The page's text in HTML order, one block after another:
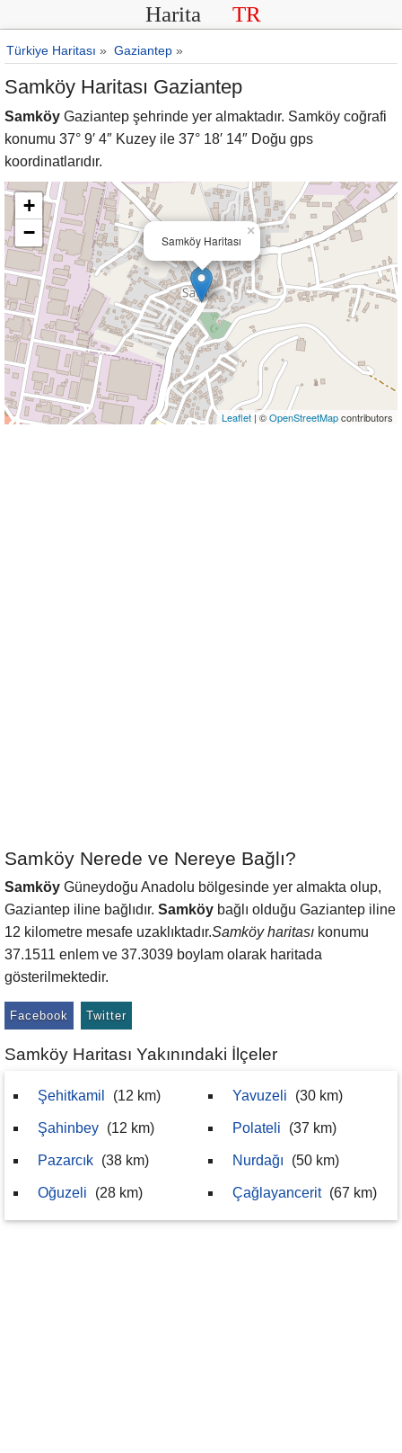
Harita TR
Türkiye Haritası » Gaziantep »
Samköy Haritası Gaziantep
Samköy Gaziantep şehrinde yer almaktadır. Samköy coğrafi
konumu 37° 9′ 4″ Kuzey ile 37° 18′ 14″ Doğu gps
koordinatlarıdır.
Samköy Haritası
×
+
−
Leaflet | ©OpenStreetMapcontributors
Samköy Nerede ve Nereye Bağlı?
Samköy Güneydoğu Anadolu bölgesinde yer almakta olup,
Gaziantep iline bağlıdır. Samköy bağlı olduğu Gaziantep iline
12 kilometre mesafe uzaklıktadır.Samköy haritası konumu
37.1511 enlem ve 37.3039 boylam olarak haritada
gösterilmektedir.
Facebook Twitter
Samköy Haritası Yakınındaki İlçeler
Şehitkamil (12 km)
Şahinbey (12 km)
Pazarcık (38 km)
Oğuzeli (28 km)
Yavuzeli (30 km)
Polateli (37 km)
Nurdağı (50 km)
Çağlayancerit (67 km)